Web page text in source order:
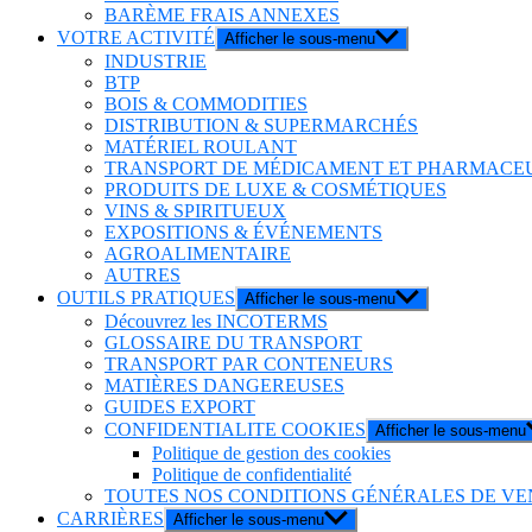
BARÈME FRAIS ANNEXES
VOTRE ACTIVITÉ Afficher le sous-menu
INDUSTRIE
BTP
BOIS & COMMODITIES
DISTRIBUTION & SUPERMARCHÉS
MATÉRIEL ROULANT
TRANSPORT DE MÉDICAMENT ET
PRODUITS DE LUXE & COSMÉTIQUES
VINS & SPIRITUEUX
EXPOSITIONS & ÉVÉNEMENTS
AGROALIMENTAIRE
AUTRES
OUTILS PRATIQUES Afficher le sous-menu
Découvrez les INCOTERMS
GLOSSAIRE DU TRANSPORT
TRANSPORT PAR CONTENEURS
MATIÈRES DANGEREUSES
GUIDES EXPORT
CONFIDENTIALITE COOKIES Afficher le sous-menu
Politique de gestion des cookies
Politique de confidentialité
TOUTES NOS CONDITIONS GÉNÉRALES DE
CARRIÈRES Afficher le sous-menu